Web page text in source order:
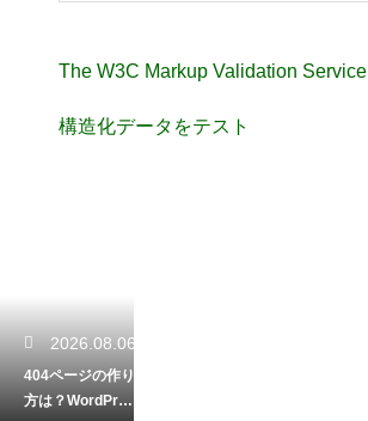
The W3C Markup Validation Service
構造化データをテスト
2026.08.06
404ページの作り
方は？WordPres